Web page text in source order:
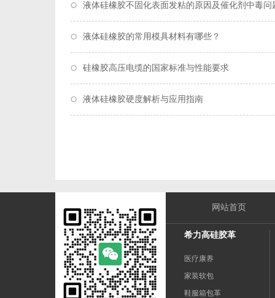
液体硅橡胶不固化表面发粘的原因及催化剂中毒问
液体硅橡胶的常用模具材料有哪些？
硅橡胶高压电缆的国家标准与性能要求
液体硅橡胶硬度解析与应用指南
网站首页
希力高硅胶革
医疗康养
家装软包
鞋服箱包革